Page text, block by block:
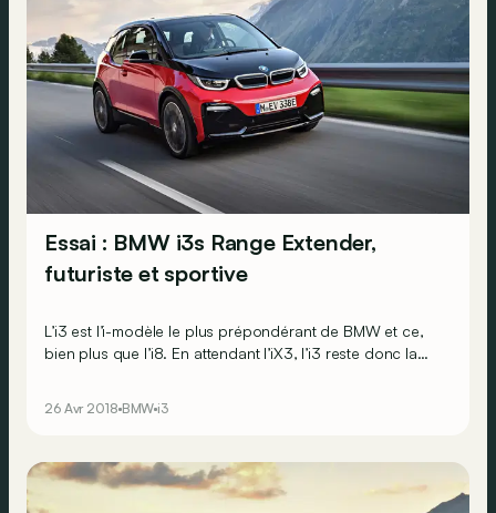
Essai : BMW i3s Range Extender,
futuriste et sportive
L’i3 est l’i-modèle le plus prépondérant de BMW et ce,
bien plus que l’i8. En attendant l’iX3, l’i3 reste donc la
à l'i3.
26 Avr 2018 BMW i3